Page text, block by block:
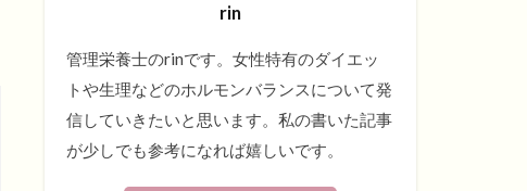
rin
管理栄養士のrinです。女性特有のダイエッ
トや生理などのホルモンバランスについて発
信していきたいと思います。私の書いた記事
が少しでも参考になれば嬉しいです。